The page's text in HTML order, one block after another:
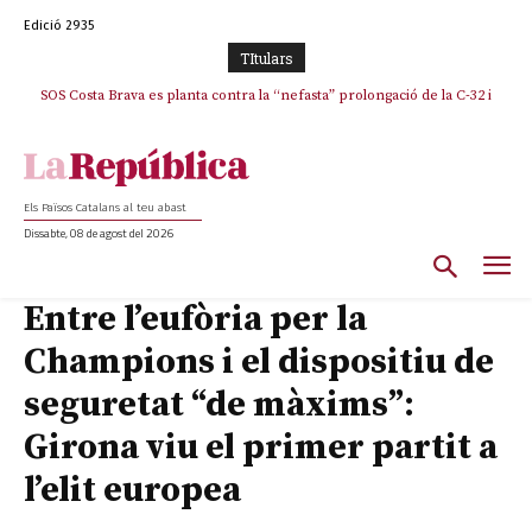
Edició 2935
TItulars
SOS Costa Brava es planta contra la “nefasta” prolongació de la C-32 i
La memòria viva de Josep Sunyol uneix l’esport i la cultura en un emotiu
Els Països Catalans al teu abast
Dissabte, 08 de agost del 2026
Entre l’eufòria per la
Champions i el dispositiu de
seguretat “de màxims”:
Girona viu el primer partit a
l’elit europea